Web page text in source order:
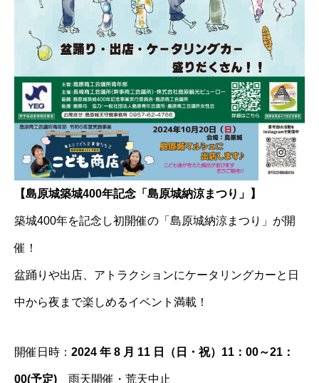
【島原城築城400年記念「島原城納涼まつり」】
築城400年を記念し初開催の「島原城納涼まつり」が開
催！
盆踊りや出店、アトラクションにケータリングカーと日
中から夜まで楽しめるイベント満載！
開催日時： 2024 年 8 月 11 日（日・祝）11：00～21：
00(予定) 雨天開催・荒天中止